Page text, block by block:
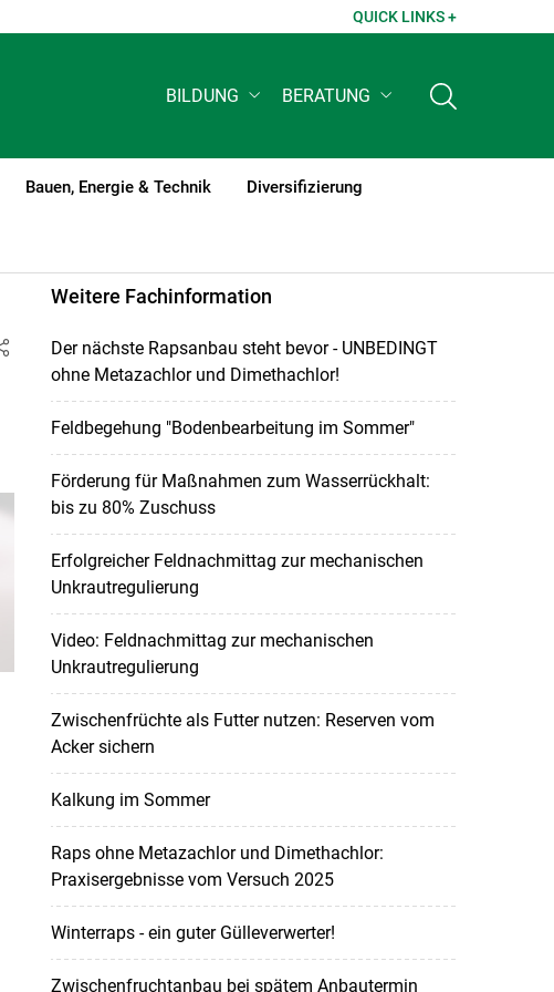
QUICK LINKS +
BILDUNG BERATUNG
Bauen, Energie & Technik Diversifizierung
Weitere Fachinformation
Der nächste Rapsanbau steht bevor - UNBEDINGT
ohne Metazachlor und Dimethachlor!
Feldbegehung "Bodenbearbeitung im Sommer"
Förderung für Maßnahmen zum Wasserrückhalt:
bis zu 80% Zuschuss
Erfolgreicher Feldnachmittag zur mechanischen
Unkrautregulierung
Video: Feldnachmittag zur mechanischen
Unkrautregulierung
Zwischenfrüchte als Futter nutzen: Reserven vom
Acker sichern
Kalkung im Sommer
Raps ohne Metazachlor und Dimethachlor:
Praxisergebnisse vom Versuch 2025
Winterraps - ein guter Gülleverwerter!
Zwischenfruchtanbau bei spätem Anbautermin